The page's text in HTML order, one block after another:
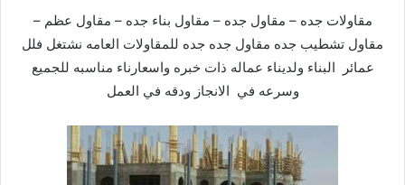
مقاولات جده – مقاول جده – مقاول بناء جده – مقاول عظم –
مقاول تشطيب جده مقاول جده جده للمقاولات العامه نشتغل فلل
عمائر البناء ولديناء عماله ذات خبره واسعارناء مناسبه للجميع
وسرعه في الانجاز ودقه في العمل